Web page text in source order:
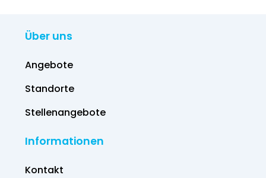
Über uns
Angebote
Standorte
Stellenangebote
Informationen
Kontakt